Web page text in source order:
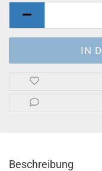
Beschreibung